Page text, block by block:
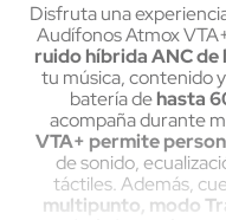
Disfruta una
Audífonos Atmox
ruido híbrida ANC de
tu música, contenido
batería dehasta
acompaña durante
VTA+ permite
de sonido,
táctiles. Además,
multipunto, modo